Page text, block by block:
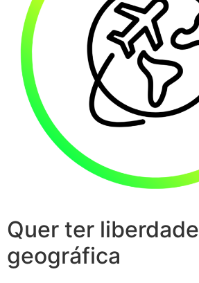
Quer ter liberdade
geográfica